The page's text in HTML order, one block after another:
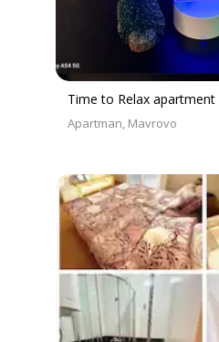
Time to Relax
Apartman Mavrovo